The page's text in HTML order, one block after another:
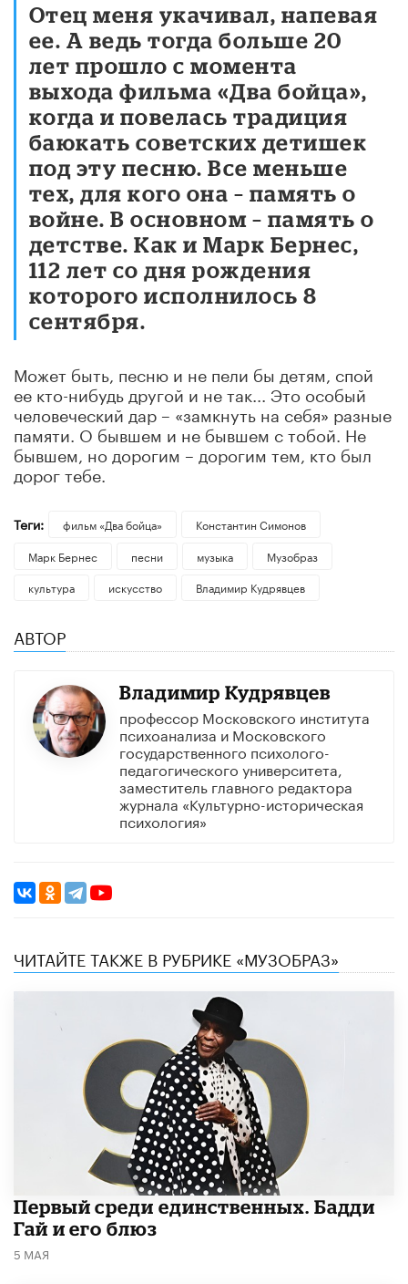
Отец меня укачивал, напевая
ее. А ведь тогда больше 20
лет прошло с момента
выхода фильма «Два бойца»,
когда и повелась традиция
баюкать советских детишек
под эту песню. Все меньше
тех, для кого она – память о
войне. В основном – память о
детстве. Как и Марк Бернес,
112 лет со дня рождения
которого исполнилось 8
сентября.
Может быть, песню и не пели бы детям, спой
ее кто-нибудь другой и не так... Это особый
человеческий дар – «замкнуть на себя» разные
памяти. О бывшем и не бывшем с тобой. Не
бывшем, но дорогим – дорогим тем, кто был
дорог тебе.
Теги: фильм «Два бойца»
Константин Симонов
Марк Бернес
песни музыка
Музобраз
культура
искусство Владимир Кудрявцев
АВТОР
Владимир Кудрявцев
профессор Московского института
психоанализа и Московского
государственного психолого-
педагогического университета,
заместитель главного редактора
журнала «Культурно-историческая
психология»
ЧИТАЙТЕ ТАКЖЕ В РУБРИКЕ «МУЗОБРАЗ»
Первый среди единственных. Бадди
Гай и его блюз
5 МАЯ